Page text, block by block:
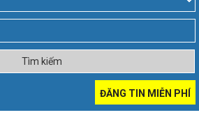
Tìm kiếm
ĐĂNG TIN MIỄN PHÍ